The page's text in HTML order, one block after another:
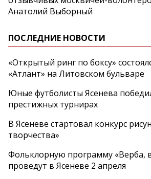
Анатолий Выборный
ПОСЛЕДНИЕ НОВОСТИ
«Открытый ринг по боксу»
«Атлант» на Литовском бульваре
Юные футболисты Ясенева
престижных турнирах
В Ясеневе стартовал конкурс
творчества»
Фольклорную программу «Верба,
проведут в Ясеневе 2 апреля